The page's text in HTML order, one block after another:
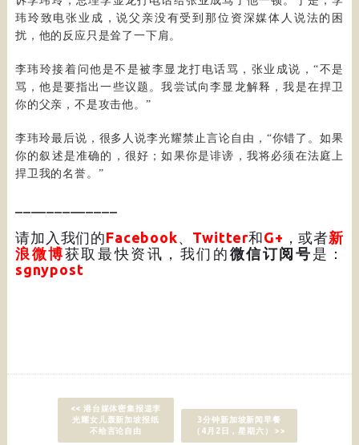
玮玲致电张业成，说父亲没有受到那位资深媒体人说法的困
扰，他的反应只是耸了一下肩。
李玮玲接着问他是不是被李显龙打电话骂，张业成说，“不是
骂，他是要指出一些议题。我尝试向李显龙解释，我是在捍卫
你的父亲，不是攻击他。”
李玮玲最后说，很多人说李光耀禁止言论自由，“你错了。如果
你的叙述是准确的，很好；如果你是诽谤，我将必须在法庭上
捍卫我的名誉。”
请加入我们的Facebook、 Twitter和G+ ，或者新
浪微博获取最快资讯，我们的 微信订阅号 是：
sgnypost
<< 港台媒体密集报道李
光耀女儿轰新加坡报纸
不给言论自由
3分钟新加坡新闻早餐
（4月2日，星期六） >>